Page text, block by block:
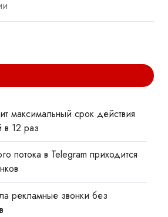
максимальный срок действия
в 12 раз
потока в Telegram приходится
рекламные звонки без